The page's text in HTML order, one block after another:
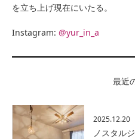
を立ち上げ現在にいたる。
Instagram: @yur_in_a
最近
2025.12.20
ノスタル